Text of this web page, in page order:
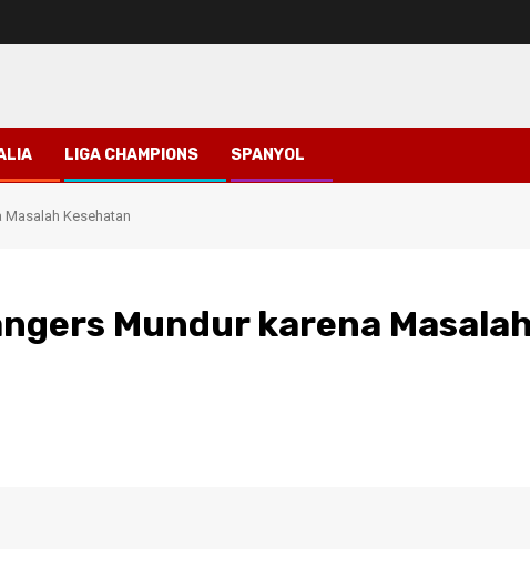
LIGA CHAMPIONS SPANYOL
Masalah Kesehatan
Mundur karena Masalah